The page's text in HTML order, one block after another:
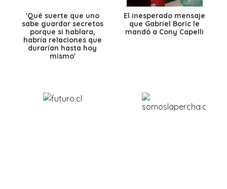
'Qué suerte que uno
sabe guardar secretos
porque si hablara,
habría relaciones que
durarían hasta hoy
mismo'
El inesperado mensaje
que Gabriel Boric le
mandó a Cony Capelli